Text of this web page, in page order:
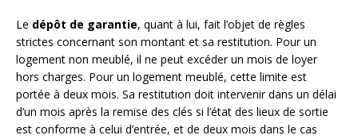
Le dépôt de garantie, quant à lui, fait l’objet de règles
strictes concernant son montant et sa restitution. Pour un
logement non meublé, il ne peut excéder un mois de loyer
hors charges. Pour un logement meublé, cette limite est
portée à deux mois. Sa restitution doit intervenir dans un délai
d’un mois après la remise des clés si l’état des lieux de sortie
est conforme à celui d’entrée, et de deux mois dans le cas